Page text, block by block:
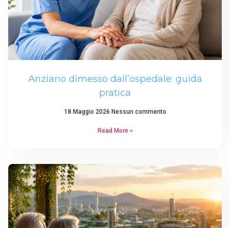
Anziano dimesso dall’ospedale: guida
pratica
18 Maggio 2026 Nessun commento
Read More »